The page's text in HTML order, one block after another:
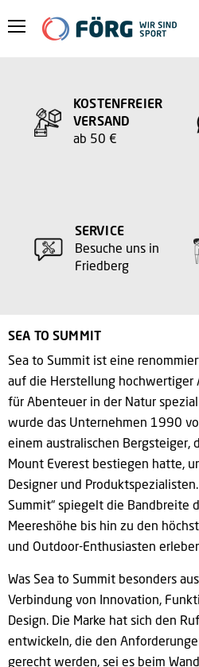
Menü
KOSTENFREIER
VERSAND
ab 50 €
SERVICE
Besuche uns in
Friedberg
SEA TO SUMMIT
Sea to Summit ist eine
auf die Herstellung hochwertiger
für Abenteuer in der Natur
wurde das Unternehmen 1990
einem australischen Bergsteiger,
Mount Everest bestiegen hatte,
Designer und Produktspezialisten.
Summit“ spiegelt die Bandbreite
Meereshöhe bis hin zu den
und Outdoor-Enthusiasten
Was Sea to Summit besonders
Verbindung von Innovation,
Design. Die Marke hat sich den
entwickeln, die den
gerecht werden, sei es beim